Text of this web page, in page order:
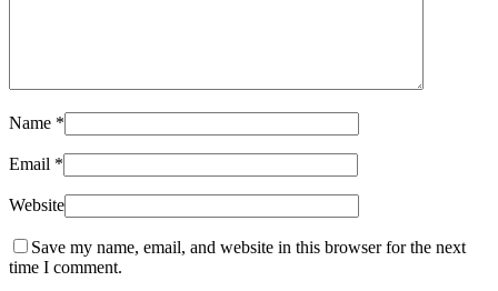
Name *
Email *
Website
Save my name, email, and website in this browser for the next
time I comment.